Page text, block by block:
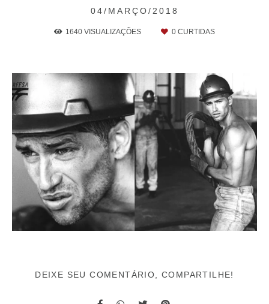
04/MARÇO/2018
1640 VISUALIZAÇÕES 0 CURTIDAS
DEIXE SEU COMENTÁRIO, COMPARTILHE!